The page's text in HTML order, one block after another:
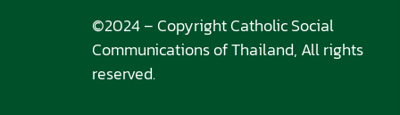
©2024 – Copyright Catholic Social
Communications of Thailand, All rights
reserved.